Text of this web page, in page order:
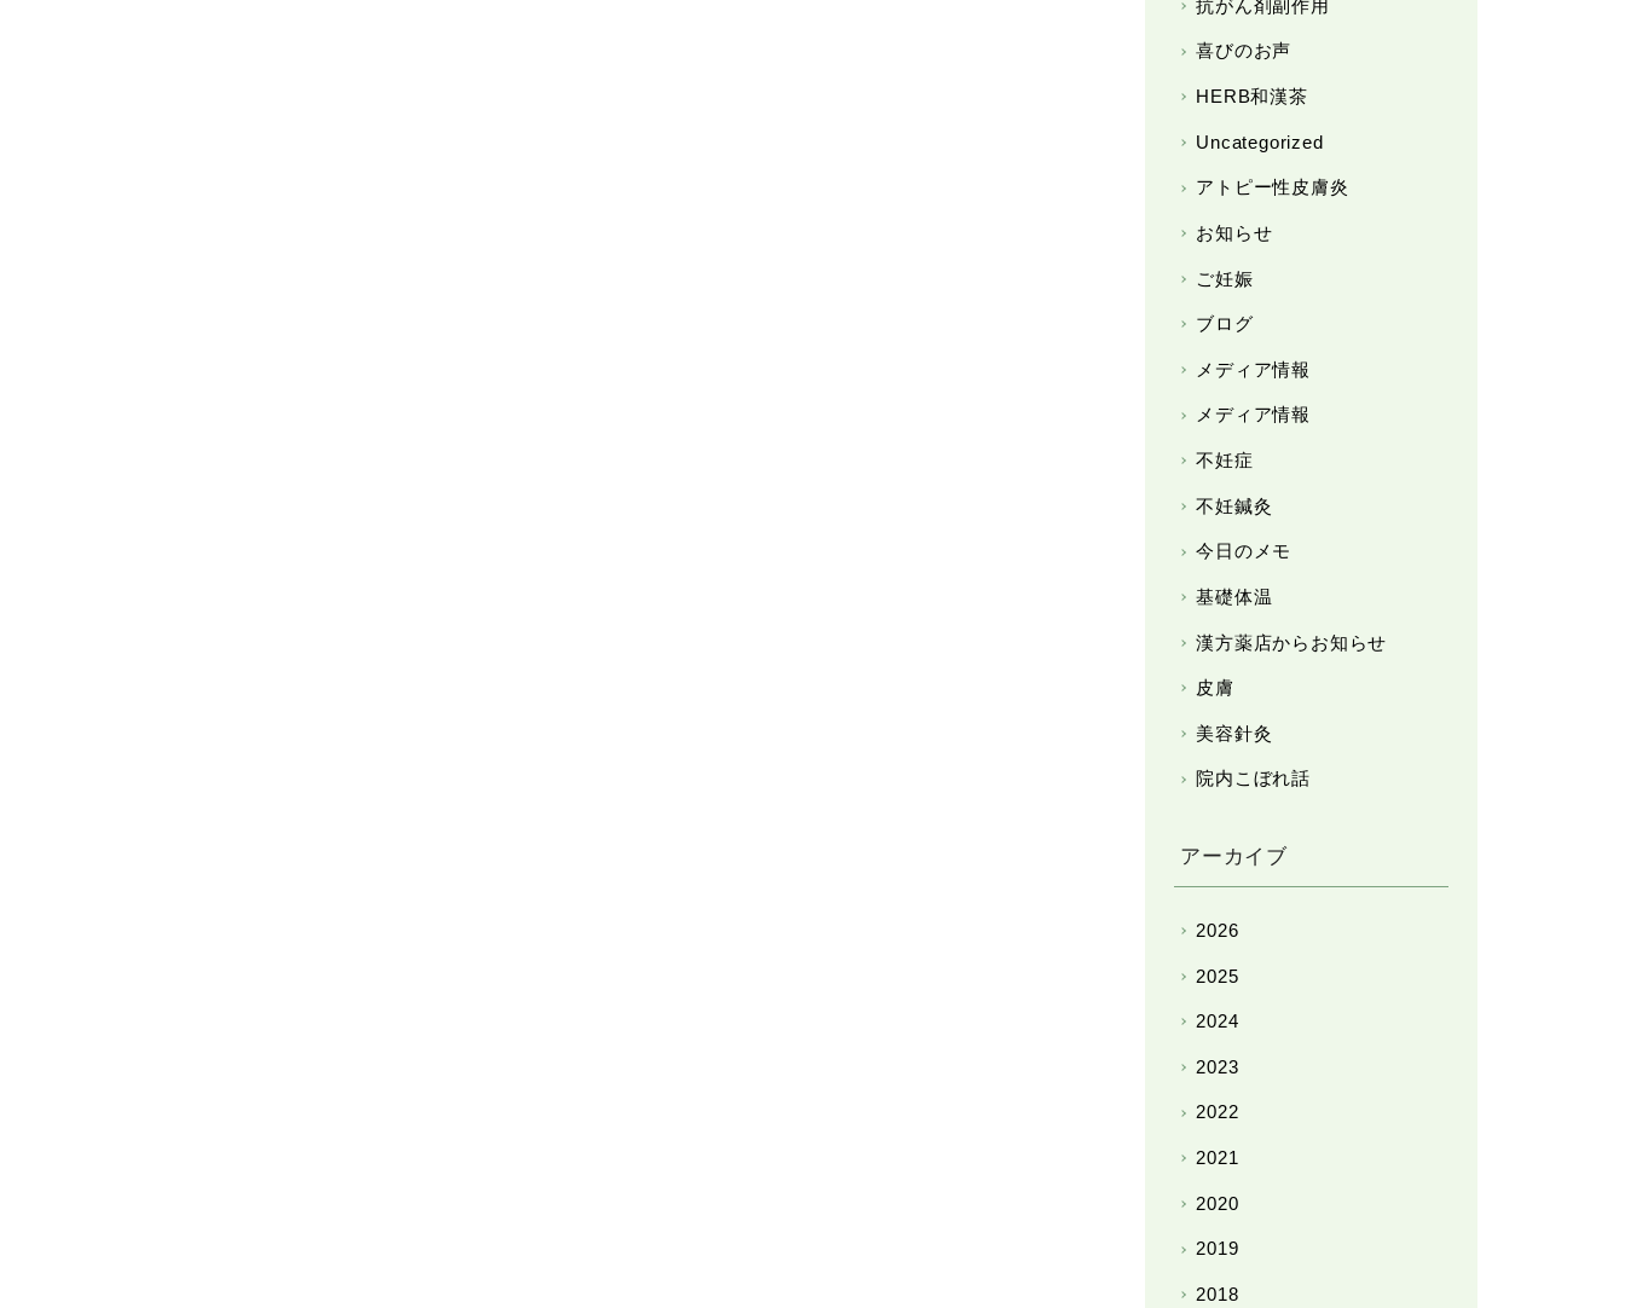
抗がん剤副作用
喜びのお声
HERB和漢茶
Uncategorized
アトピー性皮膚炎
お知らせ
ご妊娠
ブログ
メディア情報
メディア情報
不妊症
不妊鍼灸
今日のメモ
基礎体温
漢方薬店からお知らせ
皮膚
美容針灸
院内こぼれ話
アーカイブ
2026
2025
2024
2023
2022
2021
2020
2019
2018